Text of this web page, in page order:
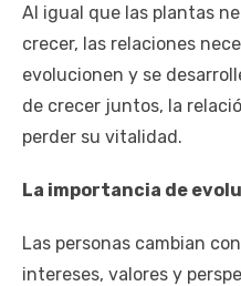
Al igual que las plantas
crecer, las relaciones
evolucionen y se
de crecer juntos, la
perder su vitalidad.
La importancia de
Las personas cambian
intereses, valores y